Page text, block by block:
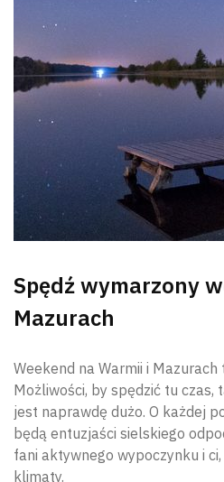
Spędź wymarzony
Mazurach
Weekend na Warmii i Mazurach
Możliwości, by spędzić tu
jest naprawdę dużo. O każdej
będą entuzjaści sielskiego
fani aktywnego wypoczynku i
klimaty.